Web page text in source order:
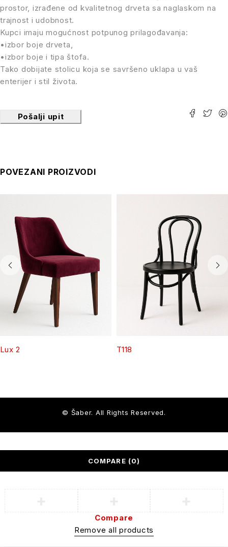
prostor, izrađene od kvalitetnog drveta sa naglaskom na
trajnost i udobnost.
Kupci imaju mogućnost potpunog prilagođavanja:
•izbor boje drveta,
•izbor boje i tipa štofa.
Tako dobijate stolicu koja se savršeno uklapa u vaš
enterijer i stil života.
Pošalji upit
POVEZANI PROIZVODI
Lux 2 T118
© Šaber. All Rights Reserved.
COMPARE (0)
Compare
Remove all products